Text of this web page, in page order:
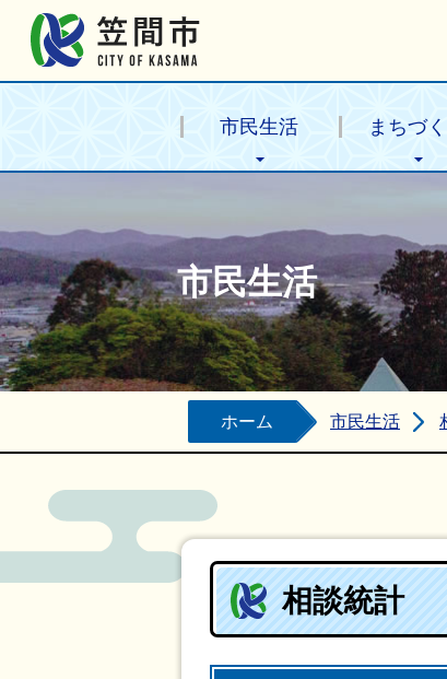
市民生活 まちづ
市民生活
ホーム 市民生活
相談統計